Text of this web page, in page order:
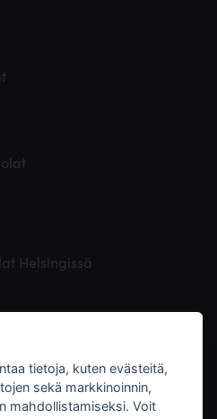
Helsingissä
tietoja, kuten evästeitä,
sekä markkinoinnin,
mahdollistamiseksi. Voit